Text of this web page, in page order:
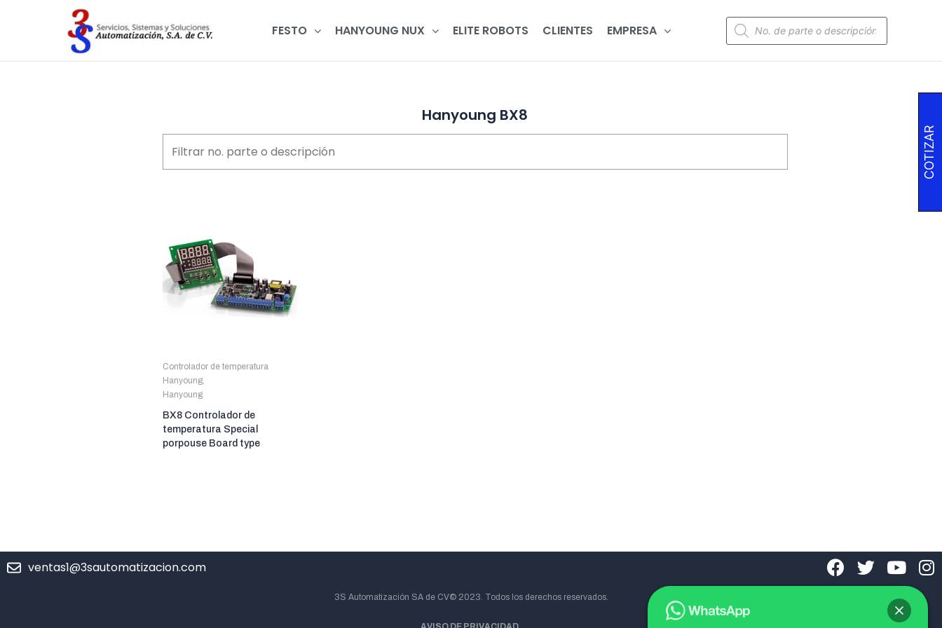
FESTO HANYOUNG NUX ELITE ROBOTS CLIENTES EMPRESA
Hanyoung BX8
Controlador de temperatura
Hanyoung,
Hanyoung
BX8 Controlador de
temperatura Special
porpouse Board type
ventas1@3sautomatizacion.com
3S Automatización SA de CV© 2023. Todos los derechos reservados.
COTIZAR